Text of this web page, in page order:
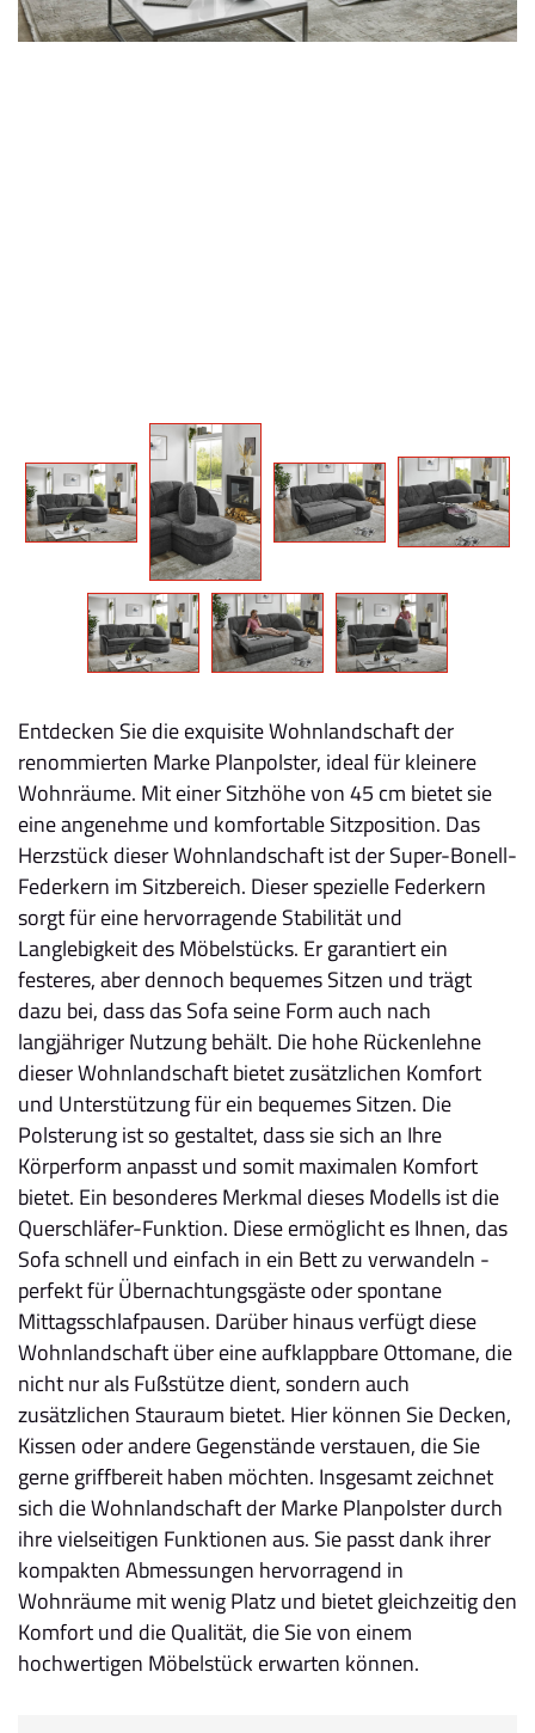
Entdecken Sie die exquisite Wohnlandschaft der
renommierten Marke Planpolster, ideal für kleinere
Wohnräume. Mit einer Sitzhöhe von 45 cm bietet sie
eine angenehme und komfortable Sitzposition. Das
Herzstück dieser Wohnlandschaft ist der Super-Bonell-
Federkern im Sitzbereich. Dieser spezielle Federkern
sorgt für eine hervorragende Stabilität und
Langlebigkeit des Möbelstücks. Er garantiert ein
festeres, aber dennoch bequemes Sitzen und trägt
dazu bei, dass das Sofa seine Form auch nach
langjähriger Nutzung behält. Die hohe Rückenlehne
dieser Wohnlandschaft bietet zusätzlichen Komfort
und Unterstützung für ein bequemes Sitzen. Die
Polsterung ist so gestaltet, dass sie sich an Ihre
Körperform anpasst und somit maximalen Komfort
bietet. Ein besonderes Merkmal dieses Modells ist die
Querschläfer-Funktion. Diese ermöglicht es Ihnen, das
Sofa schnell und einfach in ein Bett zu verwandeln -
perfekt für Übernachtungsgäste oder spontane
Mittagsschlafpausen. Darüber hinaus verfügt diese
Wohnlandschaft über eine aufklappbare Ottomane, die
nicht nur als Fußstütze dient, sondern auch
zusätzlichen Stauraum bietet. Hier können Sie Decken,
Kissen oder andere Gegenstände verstauen, die Sie
gerne griffbereit haben möchten. Insgesamt zeichnet
sich die Wohnlandschaft der Marke Planpolster durch
ihre vielseitigen Funktionen aus. Sie passt dank ihrer
kompakten Abmessungen hervorragend in
Wohnräume mit wenig Platz und bietet gleichzeitig den
Komfort und die Qualität, die Sie von einem
hochwertigen Möbelstück erwarten können.